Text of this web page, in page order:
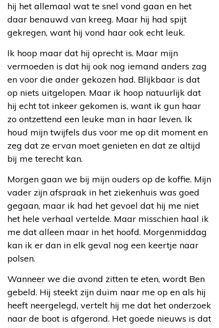
hij het allemaal wat te snel vond gaan en het
daar benauwd van kreeg. Maar hij had spijt
gekregen, want hij vond haar ook echt leuk.
Ik hoop maar dat hij oprecht is. Maar mijn
vermoeden is dat hij ook nog iemand anders zag
en voor die ander gekozen had. Blijkbaar is dat
op niets uitgelopen. Maar ik hoop natuurlijk dat
hij echt tot inkeer gekomen is, want ik gun haar
zo ontzettend een leuke man in haar leven. Ik
houd mijn twijfels dus voor me op dit moment en
zeg dat ze ervan moet genieten en dat ze altijd
bij me terecht kan.
Morgen gaan we bij mijn ouders op de koffie. Mijn
vader zijn afspraak in het ziekenhuis was goed
gegaan, maar ik had het gevoel dat hij me niet
het hele verhaal vertelde. Maar misschien haal ik
me dat alleen maar in het hoofd. Morgenmiddag
kan ik er dan in elk geval nog een keertje naar
polsen.
Wanneer we die avond zitten te eten, wordt Ben
gebeld. Hij steekt zijn duim naar me op en als hij
heeft neergelegd, vertelt hij me dat het onderzoek
naar de boot is afgerond. Het goede nieuws is dat